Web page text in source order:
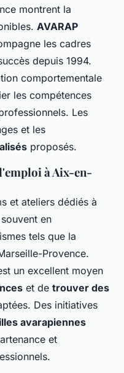
montrent la
AVARAP
les cadres
depuis 1994.
comportementale
les compétences
Les
et les
proposés.
à Aix-en-
et ateliers dédiés à
en
tels que la
Provence.
un excellent moyen
et de trouver des
Des initiatives
avarapiennes
et